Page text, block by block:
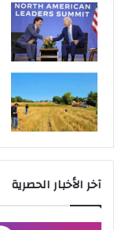
آخر الأخبار الحصرية